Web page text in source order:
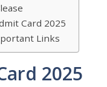
Card 2025
Links
2025